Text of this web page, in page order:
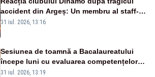
accident din Argeș: Un membru al staff-
ului medical a murit, antrenorul Adrian
31 iul. 2026, 13:16
Sesiunea de toamnă a Bacalaureatului
începe luni cu evaluarea competențelor
orale la Limba română
31 iul. 2026, 13:19